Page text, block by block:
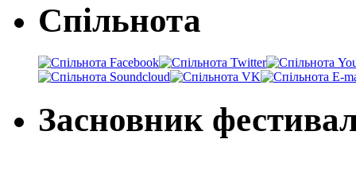
Спільнота
Засновник